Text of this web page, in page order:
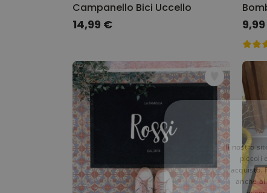
Campanello Bici Uccello
14,99 €
Il nostro
piccoli
acquisto.
anche